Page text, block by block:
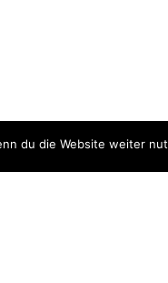
du die Website weiter